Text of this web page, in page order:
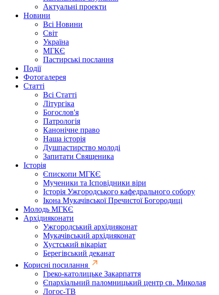
Актуальні проекти
Новини
Всі Новини
Світ
Україна
МГКЄ
Пастирські послання
Події
Фотогалерея
Статті
Всі Статті
Літургіка
Богослов'я
Патрологія
Канонічне право
Наша історія
Душпастирство молоді
Запитати Священика
Історія
Єпископи МГКЄ
Мученики та Ісповідники віри
Історія Ужгородського кафедрального собору
Ікона Мукачівської Пречистої Богородиці
Молодь МГКЄ
Архідияконати
Ужгородський архідияконат
Мукачівський архідияконат
Хустський вікаріат
Берегівський деканат
Корисні посилання
Греко-католицьке Закарпаття
Єпархіальний паломницький центр св. Миколая
Логос-ТВ